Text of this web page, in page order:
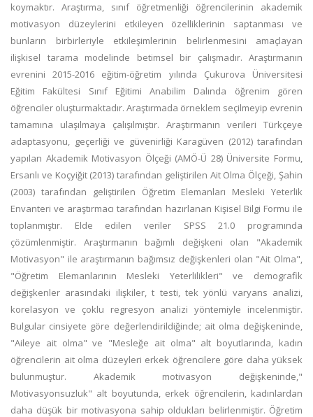
koymaktır. Araştırma, sınıf öğretmenliği öğrencilerinin akademik
motivasyon düzeylerini etkileyen özelliklerinin saptanması ve
bunların birbirleriyle etkileşimlerinin belirlenmesini amaçlayan
ilişkisel tarama modelinde betimsel bir çalışmadır. Araştırmanın
evrenini 2015-2016 eğitim-öğretim yılında Çukurova Üniversitesi
Eğitim Fakültesi Sınıf Eğitimi Anabilim Dalında öğrenim gören
öğrenciler oluşturmaktadır. Araştırmada örneklem seçilmeyip evrenin
tamamına ulaşılmaya çalışılmıştır. Araştırmanın verileri Türkçeye
adaptasyonu, geçerliği ve güvenirliği Karagüven (2012) tarafından
yapılan Akademik Motivasyon Ölçeği (AMÖ-Ü 28) Üniversite Formu,
Ersanlı ve Koçyiğit (2013) tarafından geliştirilen Ait Olma Ölçeği, Şahin
(2003) tarafından geliştirilen Öğretim Elemanları Mesleki Yeterlik
Envanteri ve araştırmacı tarafından hazırlanan Kişisel Bilgi Formu ile
toplanmıştır. Elde edilen veriler SPSS 21.0 programında
çözümlenmiştir. Araştırmanın bağımlı değişkeni olan "Akademik
Motivasyon" ile araştırmanın bağımsız değişkenleri olan "Ait Olma",
"Öğretim Elemanlarının Mesleki Yeterlilikleri" ve demografik
değişkenler arasındaki ilişkiler, t testi, tek yönlü varyans analizi,
korelasyon ve çoklu regresyon analizi yöntemiyle incelenmiştir.
Bulgular cinsiyete göre değerlendirildiğinde; ait olma değişkeninde,
"Aileye ait olma" ve "Mesleğe ait olma" alt boyutlarında, kadın
öğrencilerin ait olma düzeyleri erkek öğrencilere göre daha yüksek
bulunmuştur. Akademik motivasyon değişkeninde,"
Motivasyonsuzluk" alt boyutunda, erkek öğrencilerin, kadınlardan
daha düşük bir motivasyona sahip oldukları belirlenmiştir. Öğretim